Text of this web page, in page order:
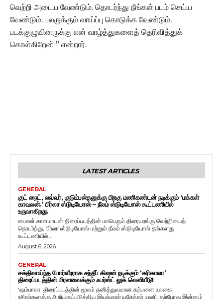
வெற்றி அடைய வேண்டும். தொடர்ந்து நீங்கள் படம் செய்ய
வேண்டும். பலருக்கும் வாய்ப்பு கொடுக்க வேண்டும்.
படக்குழுவினருக்கு என் வாழ்த்துகளைத் தெரிவித்துக்
கொள்கிறேன் ” என்றார்.
LATEST ARTICLES
GENERAL
குட் நைட், லவ்வர், குடும்பஸ்தனுக்கு பிறகு மணிகண்டன் நடிக்கும் ‘மக்கள்
காவலன்.’ பிர்லா ஸ்டுடியோஸ் – நீலம் ஸ்டுடியோஸ் கூட்டணியில்
உருவாகிறது.
பைசன் காளமாடன் திரைப்படத்தின் மாபெரும் திரையரங்கு வெற்றியைத்
தொடர்ந்து, பிர்லா ஸ்டுடியோஸ் மற்றும் நீலம் ஸ்டுடியோஸ் தங்களது
கூட்டணியில்...
August 6, 2026
GENERAL
சக்திவாய்ந்த போர்வீரராக சந்தீப் கிஷன் நடிக்கும் ‘கரிகாலா’
திரைப்படத்தின் மிரளவைக்கும் ஃபர்ஸ்ட் லுக் வெளியீடு!
'ஷம்பாலா' திரைப்படத்தின் மூலம் தனித்துவமான கற்பனை உலகை
ரசிகர்களுக்கு அறிமுகப்படுத்திய இயக்குநர் யுகேந்தர் முனி, தற்போது இன்னும்